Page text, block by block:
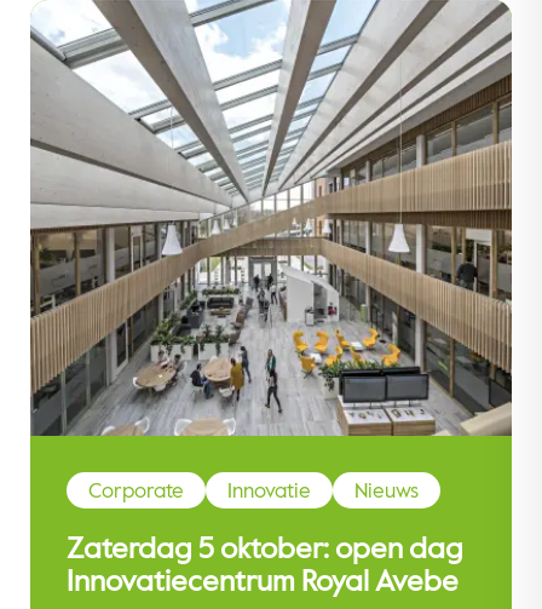
Corporate Innovatie Nieuws
Zaterdag 5 oktober: open dag
Innovatiecentrum Royal Avebe